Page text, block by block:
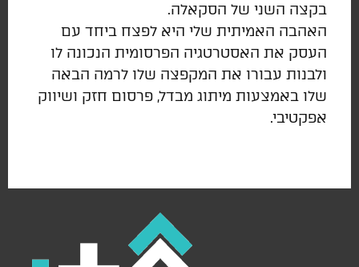
בקצה השני של הסקאלה.
האהבה האמיתית שלי היא לפצח ביחד עם
העסק את האסטרטגיה הפרסומית הנכונה לו
ולבנות עבורו את המקפצה שלו לרמה הבאה
שלו באמצעות מיתוג מבדל, פרסום חזק ושיווק
אפקטיבי.